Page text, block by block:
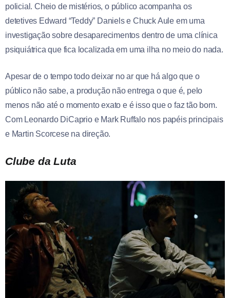
policial. Cheio de mistérios, o público acompanha os
detetives Edward “Teddy” Daniels e Chuck Aule em uma
investigação sobre desaparecimentos dentro de uma clínica
psiquiátrica que fica localizada em uma ilha no meio do nada.
Apesar de o tempo todo deixar no ar que há algo que o
público não sabe, a produção não entrega o que é, pelo
menos não até o momento exato e é isso que o faz tão bom.
Com Leonardo DiCaprio e Mark Ruffalo nos papéis principais
e Martin Scorcese na direção.
Clube da Luta